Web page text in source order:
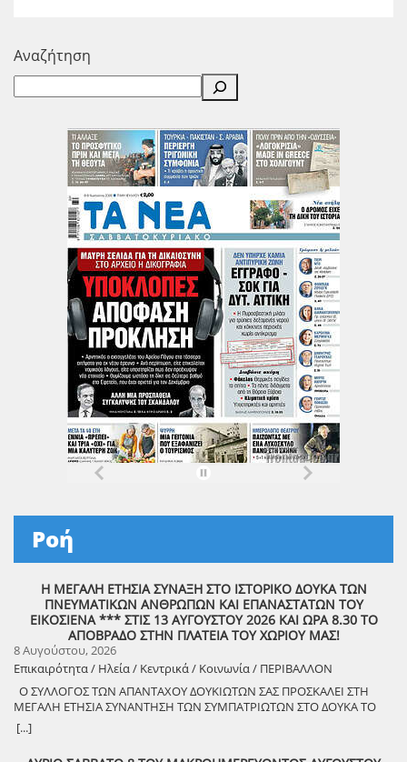
Αναζήτηση
Ροή
Η ΜΕΓΑΛΗ ΕΤΗΣΙΑ ΣΥΝΑΞΗ ΣΤΟ ΙΣΤΟΡΙΚΟ ΔΟΥΚΑ ΤΩΝ
ΠΝΕΥΜΑΤΙΚΩΝ ΑΝΘΡΩΠΩΝ ΚΑΙ ΕΠΑΝΑΣΤΑΤΩΝ ΤΟΥ
ΕΙΚΟΣΙΕΝΑ *** ΣΤΙΣ 13 ΑΥΓΟΥΣΤΟΥ 2026 ΚΑΙ ΩΡΑ 8.30 ΤΟ
ΑΠΟΒΡΑΔΟ ΣΤΗΝ ΠΛΑΤΕΙΑ ΤΟΥ ΧΩΡΙΟΥ ΜΑΣ!
8 Αυγούστου, 2026
Επικαιρότητα / Ηλεία / Κεντρικά / Κοινωνία / ΠΕΡΙΒΑΛΛΟΝ
Ο ΣΥΛΛΟΓΟΣ ΤΩΝ ΑΠΑΝΤΑΧΟΥ ΔΟΥΚΙΩΤΩΝ ΣΑΣ ΠΡΟΣΚΑΛΕΙ ΣΤΗ
ΜΕΓΑΛΗ ΕΤΗΣΙΑ ΣΥΝΑΝΤΗΣΗ ΤΩΝ ΣΥΜΠΑΤΡΙΩΤΩΝ ΣΤΟ ΔΟΥΚΑ ΤΟ
ΑΘΑΝΑΤΟ! Μεγάλη η χαρά η δική μας για το ριζιμιό μας και για
τον επαναστάτη πρόγονό μας που πολέμησε με το σπαθί στο χέρι
[...]